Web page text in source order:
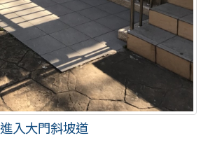
進入大門斜坡道